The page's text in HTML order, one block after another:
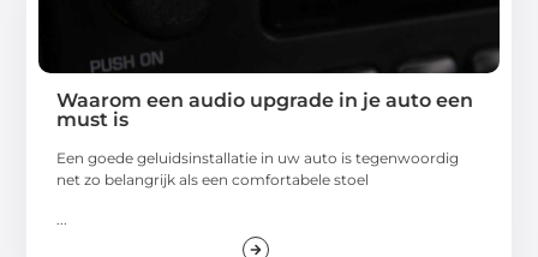
Waarom een audio upgrade in je auto een
must is
Een goede geluidsinstallatie in uw auto is tegenwoordig
net zo belangrijk als een comfortabele stoel